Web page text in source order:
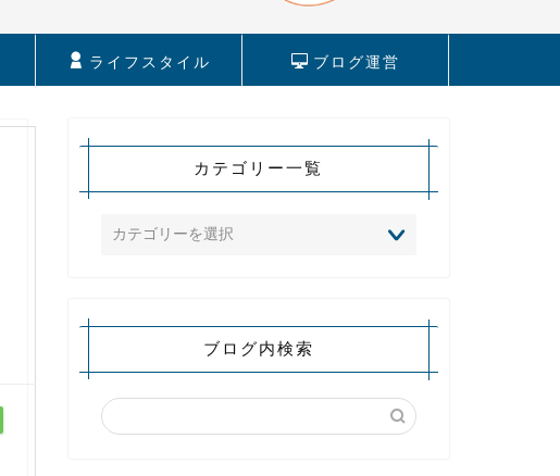
ライフスタイル ブログ運営
カテゴリー一覧
ブログ内検索